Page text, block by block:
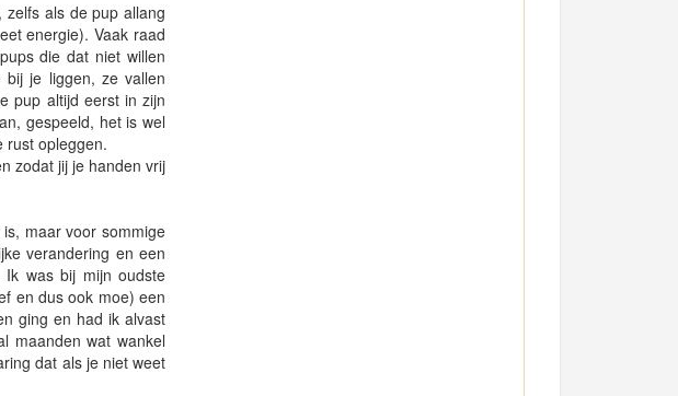
als de pup allang
energie). Vaak raad
die dat niet willen
je liggen, ze vallen
pup altijd eerst in zijn
gespeeld, het is wel
rust opleggen.
zodat jij je handen vrij
maar voor sommige
verandering en een
was bij mijn oudste
en dus ook moe) een
ging en had ik alvast
maanden wat wankel
dat als je niet weet